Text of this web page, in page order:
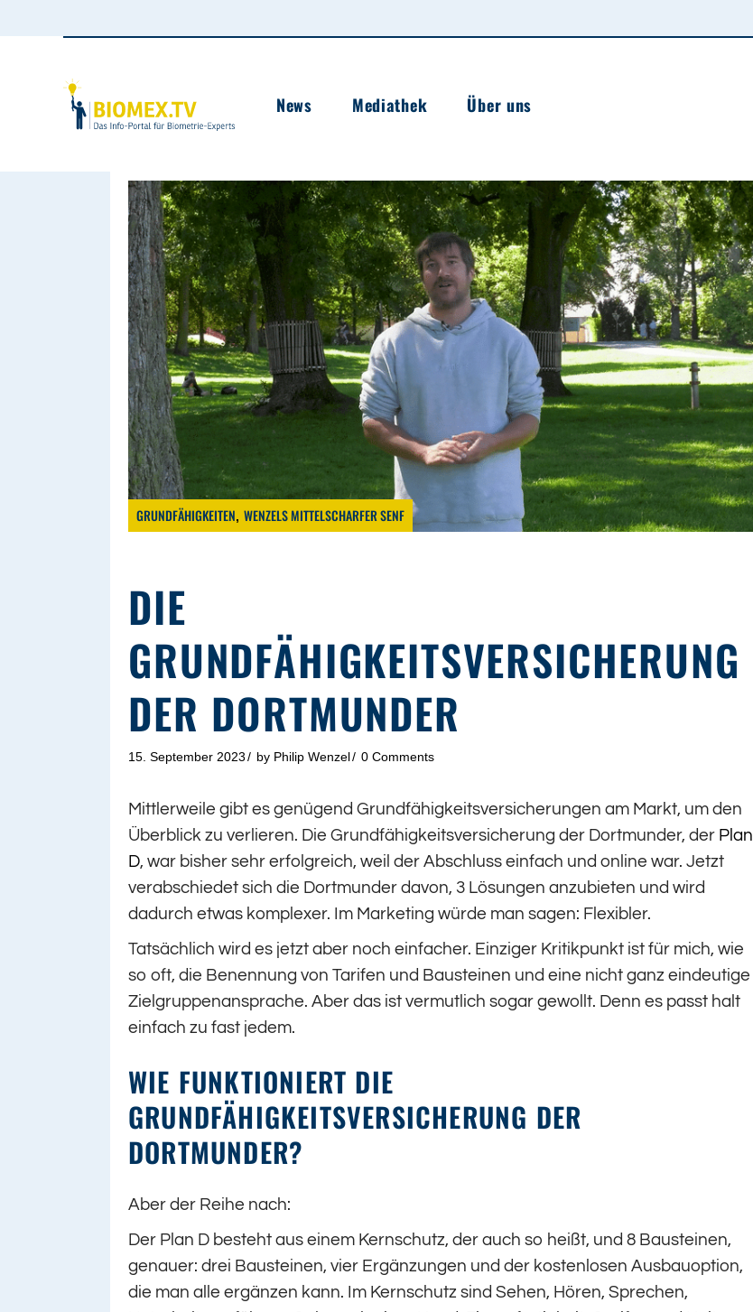
News Mediathek Über uns
GRUNDFÄHIGKEITEN WENZELS MITTELSCHARFER SENF
DIE
GRUNDFÄHIGKEITSVERSICHERUNG
DER DORTMUNDER
15. September 2023 by Philip Wenzel 0 Comments
Mittlerweile gibt es genügend Grundfähigkeitsversicherungen am Markt, um den
Überblick zu verlieren. Die Grundfähigkeitsversicherung der Dortmunder, der Plan
D, war bisher sehr erfolgreich, weil der Abschluss einfach und online war. Jetzt
verabschiedet sich die Dortmunder davon, 3 Lösungen anzubieten und wird
dadurch etwas komplexer. Im Marketing würde man sagen: Flexibler.
Tatsächlich wird es jetzt aber noch einfacher. Einziger Kritikpunkt ist für mich, wie
so oft, die Benennung von Tarifen und Bausteinen und eine nicht ganz eindeutige
Zielgruppenansprache. Aber das ist vermutlich sogar gewollt. Denn es passt halt
einfach zu fast jedem.
WIE FUNKTIONIERT DIE
GRUNDFÄHIGKEITSVERSICHERUNG DER
DORTMUNDER?
Aber der Reihe nach:
Der Plan D besteht aus einem Kernschutz, der auch so heißt, und 8 Bausteinen,
genauer: drei Bausteinen, vier Ergänzungen und der kostenlosen Ausbauoption,
die man alle ergänzen kann. Im Kernschutz sind Sehen, Hören, Sprechen,